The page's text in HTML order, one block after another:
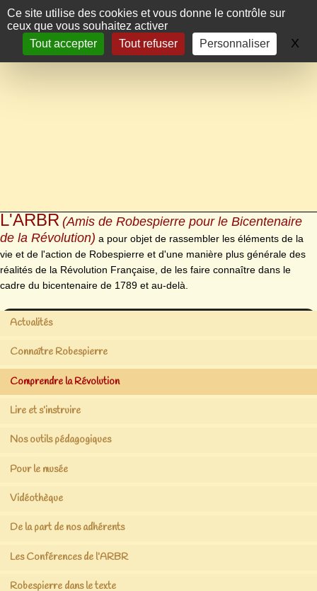
Panneau de gestion des cookies
Ce site utilise des cookies et vous donne le contrôle sur
ceux que vous souhaitez activer
Tout accepter
Tout refuser Personnaliser X
L'ARBR (Amis de Robespierre pour le Bicentenaire
de la Révolution) a pour objet de rassembler les éléments de la
vie et de l'action de Robespierre et d'une manière plus générale des
réalités de la Révolution Française, de les faire connaître dans le
cadre du bicentenaire de 1789 et au-delà.
Actualités
Connaître Robespierre
Comprendre la Révolution
Lire et s’instruire
Nos outils pédagogiques
Pour le musée
Vidéothèque
De la part de nos adhérents
Les Conférences de l’ARBR
Robespierre dans le texte